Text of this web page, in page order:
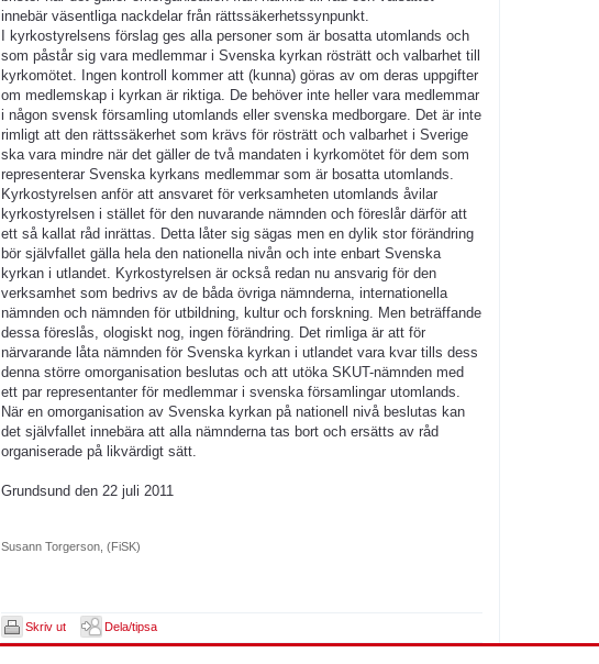
innebär väsentliga nackdelar från rättssäkerhetssynpunkt.
I kyrkostyrelsens förslag ges alla personer som är bosatta utomlands och
som påstår sig vara medlemmar i Svenska kyrkan rösträtt och valbarhet till
kyrkomötet. Ingen kontroll kommer att (kunna) göras av om deras uppgifter
om medlemskap i kyrkan är riktiga. De behöver inte heller vara medlemmar
i någon svensk församling utomlands eller svenska medborgare. Det är inte
rimligt att den rättssäkerhet som krävs för rösträtt och valbarhet i Sverige
ska vara mindre när det gäller de två mandaten i kyrkomötet för dem som
representerar Svenska kyrkans medlemmar som är bosatta utomlands.
Kyrkostyrelsen anför att ansvaret för verksamheten utomlands åvilar
kyrkostyrelsen i stället för den nuvarande nämnden och föreslår därför att
ett så kallat råd inrättas. Detta låter sig sägas men en dylik stor förändring
bör självfallet gälla hela den nationella nivån och inte enbart Svenska
kyrkan i utlandet. Kyrkostyrelsen är också redan nu ansvarig för den
verksamhet som bedrivs av de båda övriga nämnderna, internationella
nämnden och nämnden för utbildning, kultur och forskning. Men beträffande
dessa föreslås, ologiskt nog, ingen förändring. Det rimliga är att för
närvarande låta nämnden för Svenska kyrkan i utlandet vara kvar tills dess
denna större omorganisation beslutas och att utöka SKUT-nämnden med
ett par representanter för medlemmar i svenska församlingar utomlands.
När en omorganisation av Svenska kyrkan på nationell nivå beslutas kan
det självfallet innebära att alla nämnderna tas bort och ersätts av råd
organiserade på likvärdigt sätt.
Grundsund den 22 juli 2011
Susann Torgerson, (FiSK)
Skriv ut Dela/tipsa